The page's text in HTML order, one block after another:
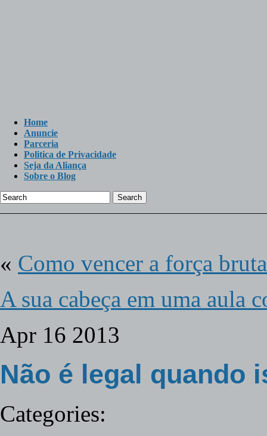
Home
Anuncie
Parceria
Politica de Privacidade
Seja da Aliança
Sobre o Blog
Search
« Como vencer a força bruta
A sua cabeça em uma aula
Apr 16 2013
Não é legal quando
Categories: